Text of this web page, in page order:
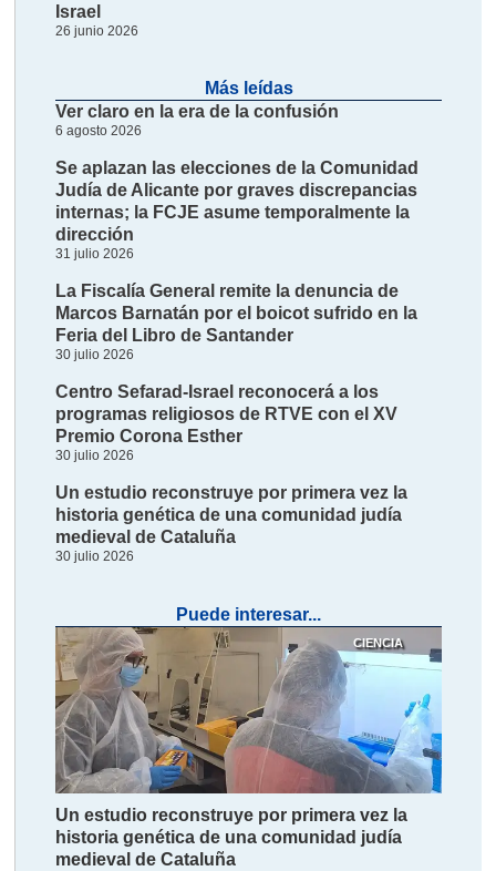
Israel
26 junio 2026
Más leídas
Ver claro en la era de la confusión
6 agosto 2026
Se aplazan las elecciones de la Comunidad
Judía de Alicante por graves discrepancias
internas; la FCJE asume temporalmente la
dirección
31 julio 2026
La Fiscalía General remite la denuncia de
Marcos Barnatán por el boicot sufrido en la
Feria del Libro de Santander
30 julio 2026
Centro Sefarad-Israel reconocerá a los
programas religiosos de RTVE con el XV
Premio Corona Esther
30 julio 2026
Un estudio reconstruye por primera vez la
historia genética de una comunidad judía
medieval de Cataluña
30 julio 2026
Puede interesar...
CIENCIA
Un estudio reconstruye por primera vez la
historia genética de una comunidad judía
medieval de Cataluña